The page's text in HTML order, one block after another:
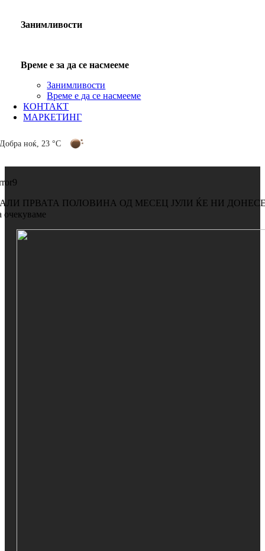
Занимливости
Време е за да се насмееме
Занимливости
Време е да се насмееме
КОНТАКТ
МАРКЕТИНГ
Добра ноќ,23 °C
ПРВАТА ПОЛОВИНА ОД МЕСЕЦ ЈУЛИ ЌЕ НИ ДОНЕСЕ
очекуваме